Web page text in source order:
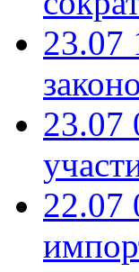
23.07
23.07
22.07